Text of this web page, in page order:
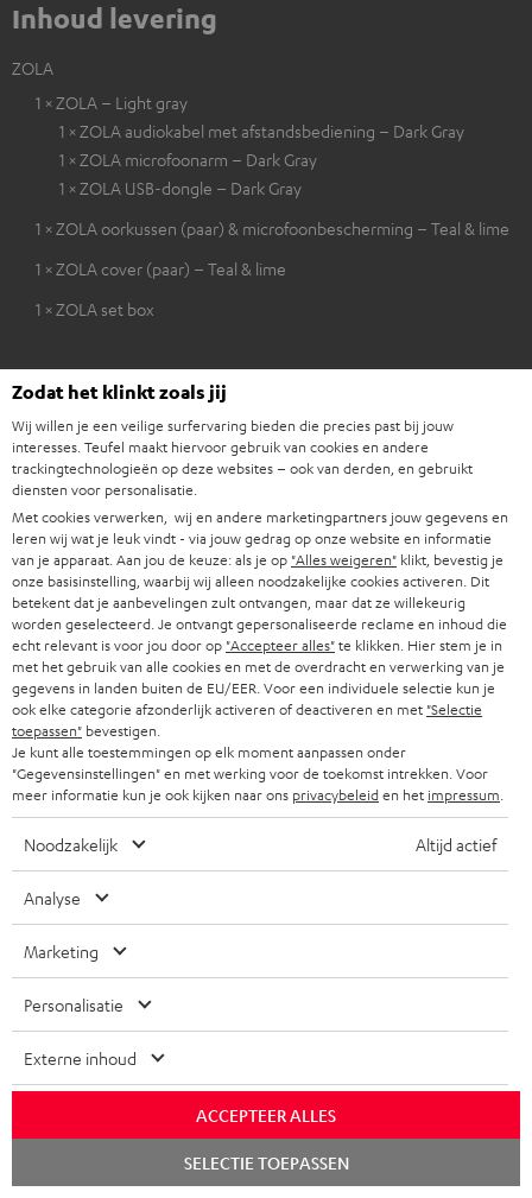
Inhoud levering
ZOLA
1 × ZOLA – Light gray
1 × ZOLA audiokabel met afstandsbediening – Dark Gray
1 × ZOLA microfoonarm – Dark Gray
1 × ZOLA USB-dongle – Dark Gray
1 × ZOLA oorkussen (paar) & microfoonbescherming – Teal & lime
1 × ZOLA cover (paar) – Teal & lime
1 × ZOLA set box
Downloads & support
o
w
n
o
a
Quick Start Guide: ZOLA oorkussen (paar) &
microfoonbescherming
Handleiding: ZOLA
Conformiteitsverklaring: ZOLA
Quick Start Guide: ZOLA
Zodat het klinkt zoals jij
Wij willen je een veilige surfervaring bieden die precies past bij jouw
interesses. Teufel maakt hiervoor gebruik van cookies en andere
trackingtechnologieën op deze websites – ook van derden, en gebruikt
diensten voor personalisatie.
Met cookies verwerken, wij en andere marketingpartners jouw gegevens en
leren wij wat je leuk vindt - via jouw gedrag op onze website en informatie
van je apparaat. Aan jou de keuze: als je op "Alles weigeren" klikt, bevestig je
onze basisinstelling, waarbij wij alleen noodzakelijke cookies activeren. Dit
betekent dat je aanbevelingen zult ontvangen, maar dat ze willekeurig
worden geselecteerd. Je ontvangt gepersonaliseerde reclame en inhoud die
echt relevant is voor jou door op "Accepteer alles"te klikken. Hier stem je in
met het gebruik van alle cookies en met de overdracht en verwerking van je
gegevens in landen buiten de EU/EER. Voor een individuele selectie kun je
ook elke categorie afzonderlijk activeren of deactiveren en met "Selectie
toepassen" bevestigen.
Je kunt alle toestemmingen op elk moment aanpassen onder
"Gegevensinstellingen" en met werking voor de toekomst intrekken. Voor
meer informatie kun je ook kijken naar ons privacybeleiden het impressum
Noodzakelijk Altijd actief
Analyse
Marketing
Personalisatie
Externe inhoud
ACCEPTEER ALLES
SELECTIE TOEPASSEN